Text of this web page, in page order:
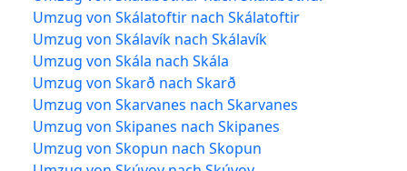
Umzug von Skálatoftir nach Skálatoftir
Umzug von Skálavík nach Skálavík
Umzug von Skála nach Skála
Umzug von Skarð nach Skarð
Umzug von Skarvanes nach Skarvanes
Umzug von Skipanes nach Skipanes
Umzug von Skopun nach Skopun